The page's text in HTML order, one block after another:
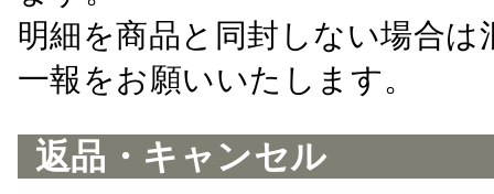
明細を商品と同封しない場合
一報をお願いいたします。
返品・キャンセル